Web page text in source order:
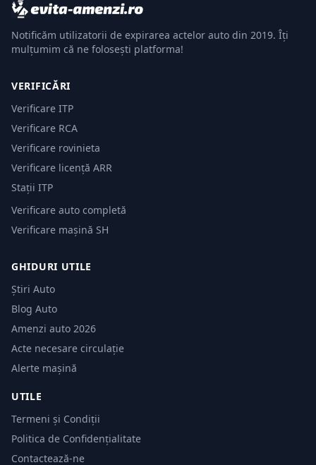
Notificăm utilizatorii de expirarea actelor auto din 2019. Îți
mulțumim că ne folosești platforma!
VERIFICĂRI
Verificare ITP
Verificare RCA
Verificare rovinieta
Verificare licență ARR
Stații ITP
Verificare auto completă
Verificare mașină SH
GHIDURI UTILE
Știri Auto
Blog Auto
Amenzi auto 2026
Acte necesare circulație
Alerte mașină
UTILE
Termeni și Condiții
Politica de Confidențialitate
Contactează-ne